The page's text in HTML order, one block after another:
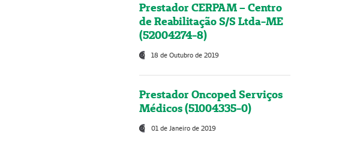
Prestador CERPAM – Centro
de Reabilitação S/S Ltda-ME
(52004274-8)
18 de Outubro de 2019
Prestador Oncoped Serviços
Médicos (51004335-0)
01 de Janeiro de 2019